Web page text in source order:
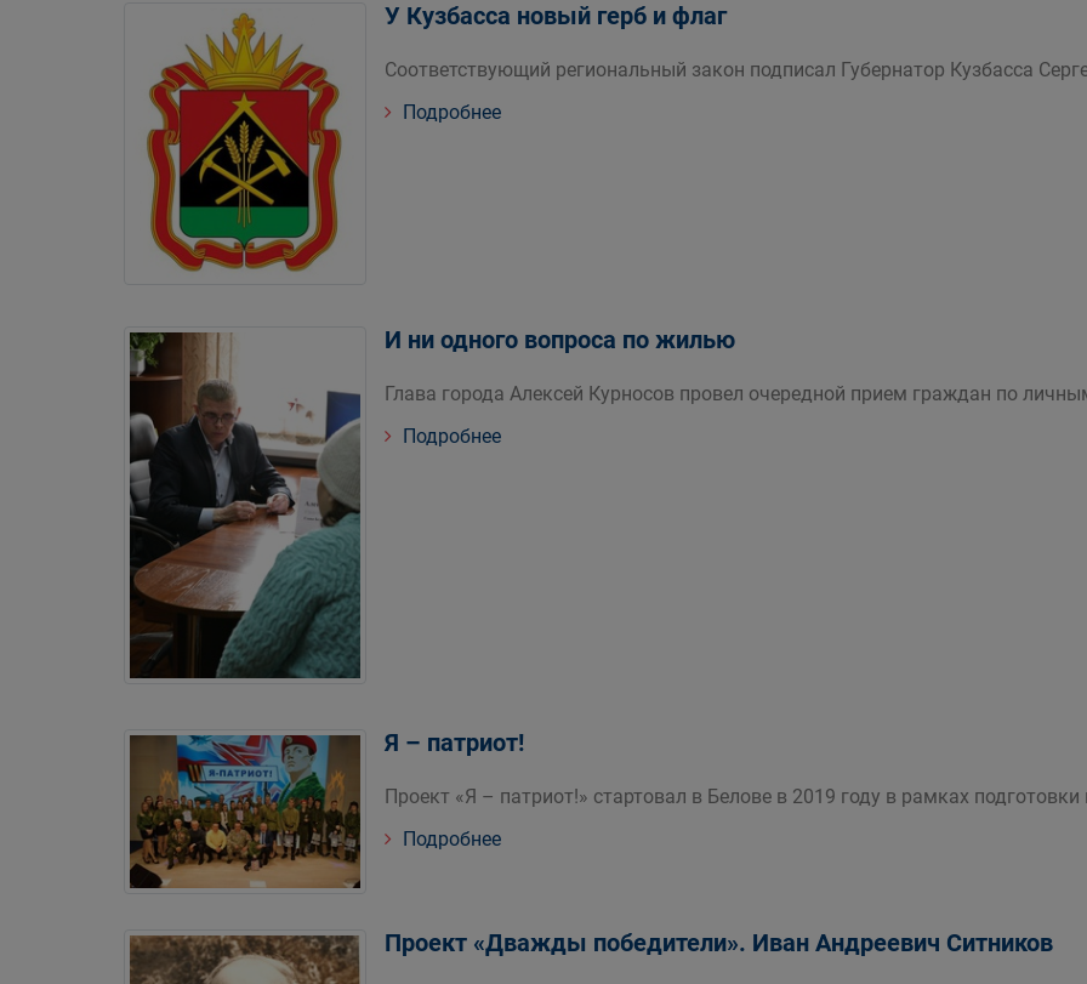
У Кузбасса новый герб и флаг
Соответствующий региональный закон подписал Губернатор Кузбасса
Подробнее
И ни одного вопроса по жилью
Глава города Алексей Курносов провел очередной прием граждан по
Подробнее
Я – патриот!
Проект «Я – патриот!» стартовал в Белове в 2019 году в рамках
Подробнее
Проект «Дважды победители». Иван Андреевич Ситников